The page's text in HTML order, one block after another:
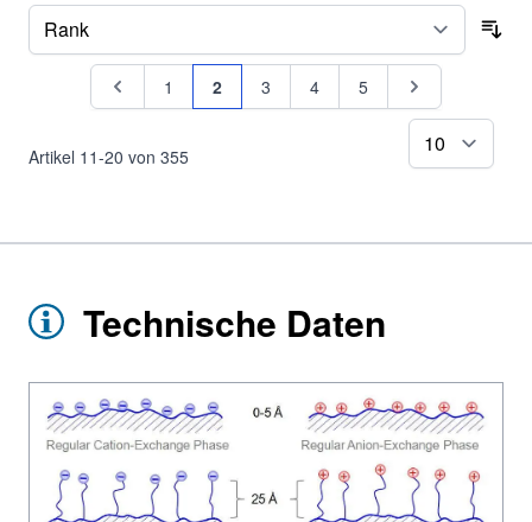
Artikel 11-20 von 355
Seite
Seite Seite
1 Sie lesen gerade Seite
2 Seite
3 Seite
4 Seite
5 Seite
Technische Daten